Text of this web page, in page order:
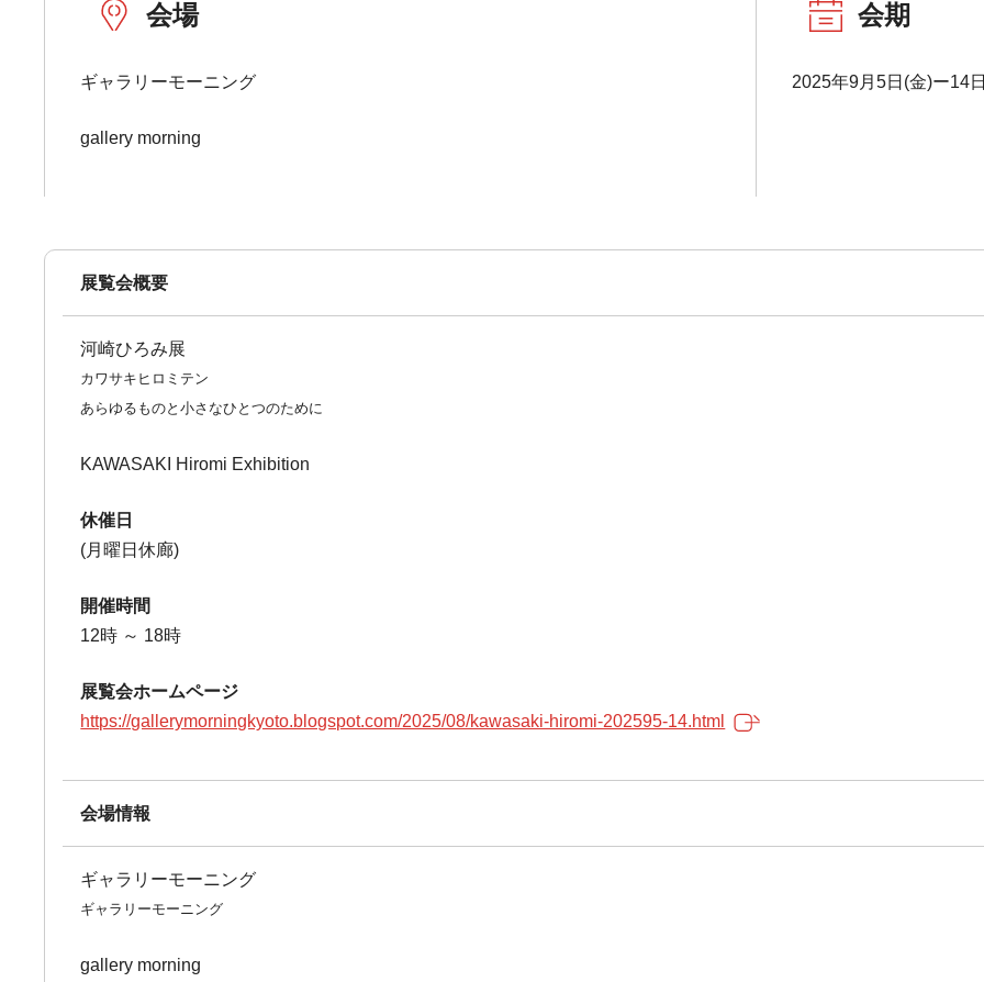
会場
ギャラリーモーニング
gallery morning
会期
2025年9月5日(金)ー14
展覧会概要
河崎ひろみ展
カワサキヒロミテン
あらゆるものと小さなひとつのために
KAWASAKI Hiromi Exhibition
休催日
(月曜日休廊)
開催時間
12時 ～ 18時
展覧会ホームページ
https://gallerymorningkyoto.blogspot.com/2025/08/kawasaki-hiromi-202595-14.html
会場情報
ギャラリーモーニング
ギャラリーモーニング
gallery morning